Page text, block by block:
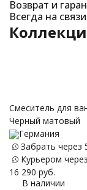
Возврат и
Всегда на связи
Смеситель для
Черный матовый
Германия
Забрать через
Курьером
16 290 руб.
В наличии